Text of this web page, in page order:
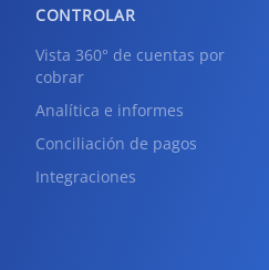
CONTROLAR
Vista 360° de cuentas por
cobrar
Analítica e informes
Conciliación de pagos
Integraciones